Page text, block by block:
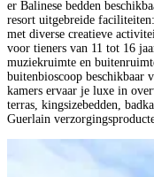
er Balinese bedden
resort uitgebreide faciliteiten:
met diverse creatieve
voor tieners van 11 tot 16
muziekruimte en
buitenbioscoop beschikbaar
kamers ervaar je luxe in
terras, kingsizebedden,
Guerlain